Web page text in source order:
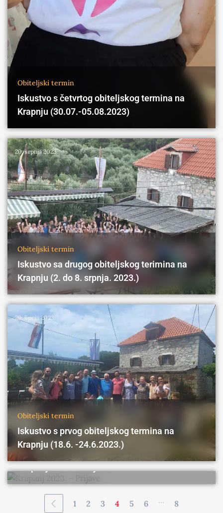
Obiteljski termin
Iskustvo s četvrtog obiteljskog termina na
Krapnju (30.07.-05.08.2023)
20. srpnja 2023.
Obiteljski termin
Iskustvo sa drugog obiteljskog terimina na
Krapnju (2. do 8. srpnja. 2023.)
29. lipnja 2023.
Obiteljski termin
Iskustvo s prvog obiteljskog termina na
Krapnju (18.6. -24.6.2023.)
13. travnja 2023.
Krapanj Braniteljski termin Obiteljski termin
mladež
Srednjoškolski termin Studentski termin
Krapanj 2023. – Prijave
1 2 3 4 5 6 ... 8